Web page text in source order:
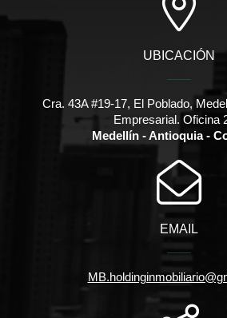
UBICACIÓN
Cra. 43A #19-17, El Poblado,
Empresarial. Oficina
Medellín - Antioquia -
EMAIL